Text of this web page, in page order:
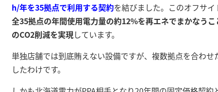
h/年を35拠点で利用する契約を結びました。このオフサイ
全35拠点の年間使用電力量の約12%を再エネでまかなう
のCO2削減を実現しています。
単独店舗では到底賄えない設備ですが、複数拠点を合わ
したわけです。